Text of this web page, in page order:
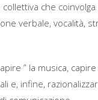
che
verbale, vocalità,
” la musica,
infine,